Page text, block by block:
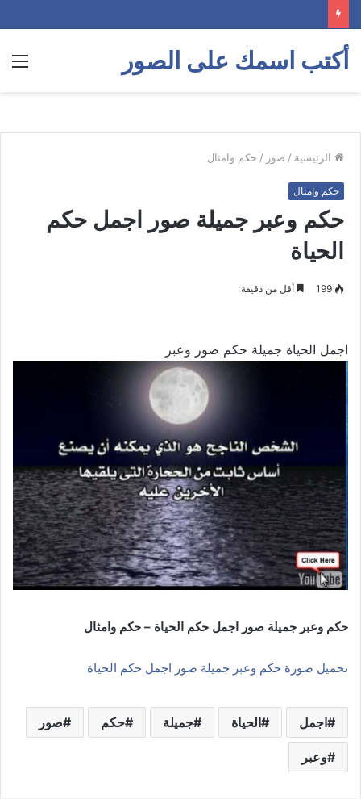
أكتب اسمك على الصور
الرئيسية / صور / حكم وامثال
حكم وامثال
حكم وعبر جميلة صور اجمل حكم
الحياة
199 أقل من دقيقة
اجمل الحياة جميلة حكم صور وعبر
حكم وعبر جميلة صور اجمل حكم الحياة – حكم وامثال
تحميل صورة حكم وعبر جميلة صور اجمل حكم الحياة
اجمل الحياة جميلة حكم صور
وعبر